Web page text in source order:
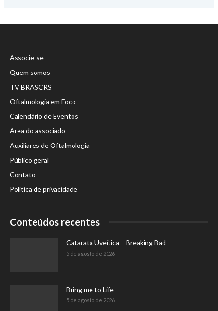
Associe-se
Quem somos
TV BRASCRS
Oftalmologia em Foco
Calendário de Eventos
Área do associado
Auxiliares de Oftalmologia
Público geral
Contato
Política de privacidade
Conteúdos recentes
Catarata Uveítica – Breaking Bad
5 de agosto de 2026
Bring me to Life
5 de agosto de 2026